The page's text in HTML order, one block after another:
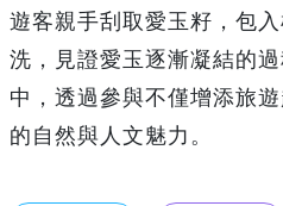
遊客親手刮取愛玉籽，包
洗，見證愛玉逐漸凝結的
中，透過參與不僅增添旅
的自然與人文魅力。